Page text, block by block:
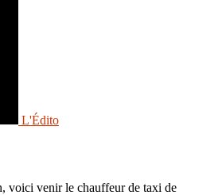
L'Édito
voici venir le chauffeur de taxi de